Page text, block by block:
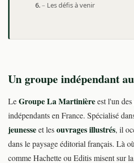
Les défis à venir
Un groupe indépendant
LeGroupe La Martinièreest l'un
indépendants en France. Spécialisé
jeunesseet lesouvrages illustrés, il
dans le paysage éditorial français. Là
comme Hachette ou Editis misent sur